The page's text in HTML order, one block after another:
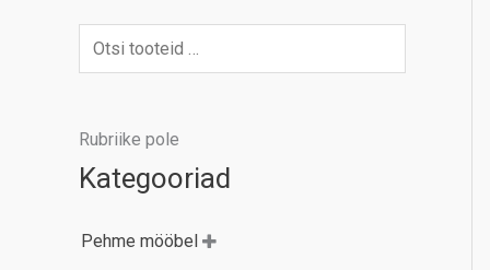
Rubriike pole
Kategooriad
Pehme mööbel 